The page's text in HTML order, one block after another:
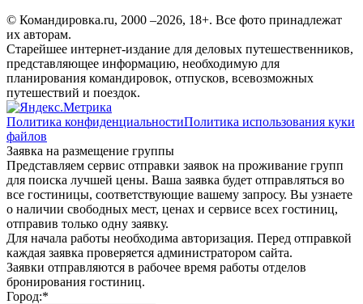
© Командировка.ru, 2000 –2026, 18+. Все фото принадлежат
их авторам.
Старейшее интернет-издание для деловых путешественников,
представляющее информацию, необходимую для
планирования командировок, отпусков, всевозможных
путешествий и поездок.
Политика конфиденциальностиПолитика использования куки
файлов
Заявка на размещение группы
Представляем сервис отправки заявок на проживание групп
для поиска лучшей цены. Ваша заявка будет отправляться во
все гостиницы, соответствующие вашему запросу. Вы узнаете
о наличии свободных мест, ценах и сервисе всех гостиниц,
отправив только одну заявку.
Для начала работы необходима авторизация. Перед отправкой
каждая заявка проверяется администратором сайта.
Заявки отправляются в рабочее время работы отделов
бронирования гостиниц.
Город:*